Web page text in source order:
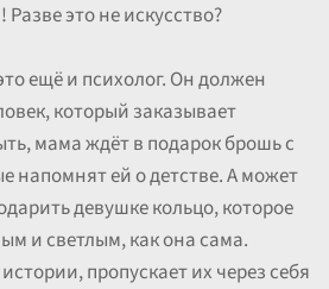
это не искусство?
ещё и психолог. Он должен
который заказывает
мама ждёт в подарок брошь с
напомнят ей о детстве. А может
девушке кольцо, которое
и светлым, как она сама.
пропускает их через себя